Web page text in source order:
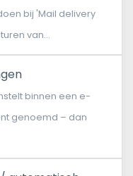
bij 'Mail delivery
van...
binnen een e-
genoemd – dan